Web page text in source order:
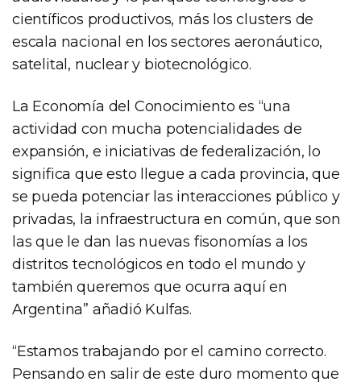
científicos productivos, más los clusters de
escala nacional en los sectores aeronáutico,
satelital, nuclear y biotecnológico.
La Economía del Conocimiento es “una
actividad con mucha potencialidades de
expansión, e iniciativas de federalización, lo
significa que esto llegue a cada provincia, que
se pueda potenciar las interacciones público y
privadas, la infraestructura en común, que son
las que le dan las nuevas fisonomías a los
distritos tecnológicos en todo el mundo y
también queremos que ocurra aquí en
Argentina” añadió Kulfas.
“Estamos trabajando por el camino correcto.
Pensando en salir de este duro momento que